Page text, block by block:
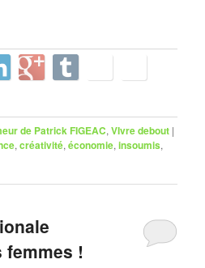
de Patrick FIGEAC,VIvre debout |
,créativité,économie,insoumis,
!